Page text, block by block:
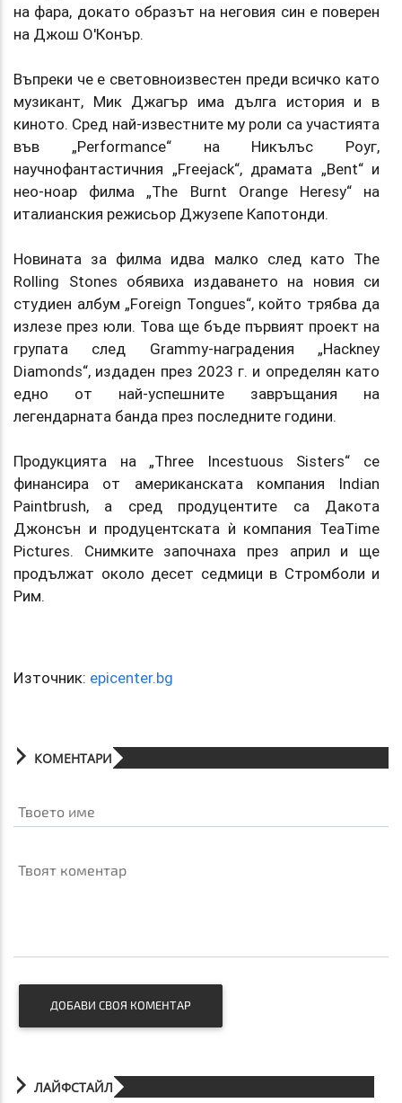
на фара, докато образът на неговия син е поверен
на Джош О'Конър.
Въпреки че е световноизвестен преди всичко като
музикант, Мик Джагър има дълга история и в
киното. Сред най-известните му роли са участията
във „Performance“ на Никълъс Роуг,
научнофантастичния „Freejack“, драмата „Bent“ и
нео-ноар филма „The Burnt Orange Heresy“ на
италианския режисьор Джузепе Капотонди.
Новината за филма идва малко след като The
Rolling Stones обявиха издаването на новия си
студиен албум „Foreign Tongues“, който трябва да
излезе през юли. Това ще бъде първият проект на
групата след Grammy-наградения „Hackney
Diamonds“, издаден през 2023 г. и определян като
едно от най-успешните завръщания на
легендарната банда през последните години.
Продукцията на „Three Incestuous Sisters“ се
финансира от американската компания Indian
Paintbrush, а сред продуцентите са Дакота
Джонсън и продуцентската ѝ компания TeaTime
Pictures. Снимките започнаха през април и ще
продължат около десет седмици в Стромболи и
Рим.
Източник: epicenter.bg
КОМЕНТАРИ
Твоето име
Твоят коментар
ДОБАВИ СВОЯ КОМЕНТАР
ЛАЙФСТАЙЛ